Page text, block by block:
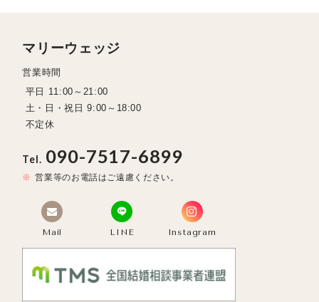
マリーウェッジ
営業時間
平日 11:00～21:00
土・日・祝日 9:00～18:00
不定休
Tel. 090-7517-6899
営業等のお電話はご遠慮ください。
Mail LINE Instagram